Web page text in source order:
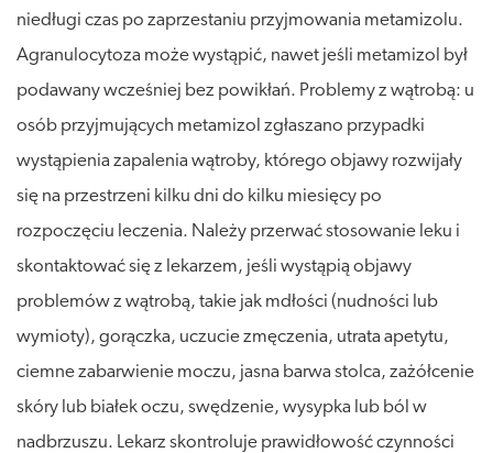
niedługi czas po zaprzestaniu przyjmowania metamizolu.
Agranulocytoza może wystąpić, nawet jeśli metamizol był
podawany wcześniej bez powikłań. Problemy z wątrobą: u
osób przyjmujących metamizol zgłaszano przypadki
wystąpienia zapalenia wątroby, którego objawy rozwijały
się na przestrzeni kilku dni do kilku miesięcy po
rozpoczęciu leczenia. Należy przerwać stosowanie leku i
skontaktować się z lekarzem, jeśli wystąpią objawy
problemów z wątrobą, takie jak mdłości (nudności lub
wymioty), gorączka, uczucie zmęczenia, utrata apetytu,
ciemne zabarwienie moczu, jasna barwa stolca, zażółcenie
skóry lub białek oczu, swędzenie, wysypka lub ból w
nadbrzuszu. Lekarz skontroluje prawidłowość czynności